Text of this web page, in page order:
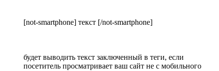
[not-smartphone] текст [/not-smartphone]
будет выводить текст заключенный в теги, если
посетитель просматривает ваш сайт не с мобильного